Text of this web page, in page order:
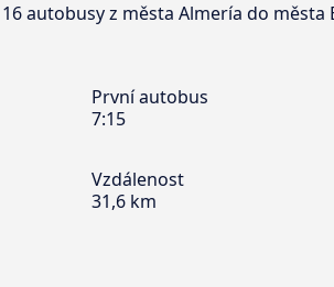
autobusy z města Almería do města
První autobus
7:15
Vzdálenost
31,6 km